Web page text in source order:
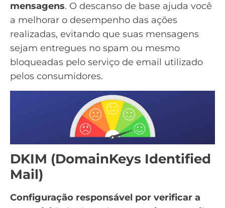
mensagens. O descanso de base ajuda você
a melhorar o desempenho das ações
realizadas, evitando que suas mensagens
sejam entregues no spam ou mesmo
bloqueadas pelo serviço de email utilizado
pelos consumidores.
DKIM (DomainKeys Identified
Mail)
Configuração responsável por verificar a